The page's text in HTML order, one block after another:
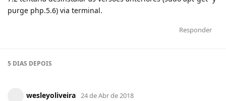
purge php.5.6) via terminal.
Responder
5 DIAS DEPOIS
wesleyoliveira 24 de Abr de 2018